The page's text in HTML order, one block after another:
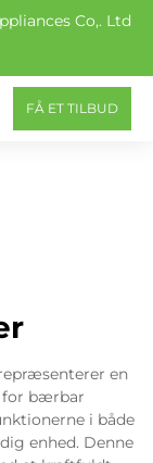
Co,. Ltd
FÅ ET TILBUD
en
for bærbar
i både
enhed. Denne